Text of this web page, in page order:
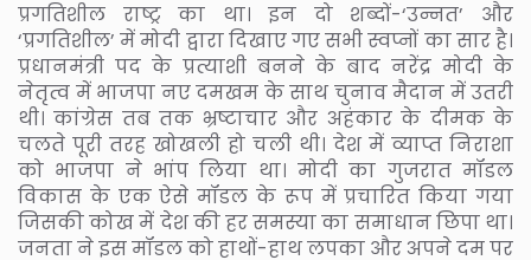
प्रगतिशील राष्ट्र का था। इन दो शब्दों-‘उन्नत’ और
‘प्रगतिशील’ में मोदी द्वारा दिखाए गए सभी स्वप्नों का सार है।
प्रधानमंत्री पद के प्रत्याशी बनने के बाद नरेंद्र मोदी के
नेतृत्व में भाजपा नए दमखम के साथ चुनाव मैदान में उतरी
थी। कांग्रेस तब तक भ्रष्टाचार और अहंकार के दीमक के
चलते पूरी तरह खोखली हो चली थी। देश में व्याप्त निराशा
को भाजपा ने भांप लिया था। मोदी का गुजरात मॉडल
विकास के एक ऐसे मॉडल के रूप में प्रचारित किया गया
जिसकी कोख में देश की हर समस्या का समाधान छिपा था।
जनता ने इस मॉडल को हाथों-हाथ लपका और अपने दम पर